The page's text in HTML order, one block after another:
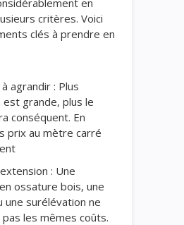
critères. Voici
clés à prendre en
agrandir : Plus
est grande, plus le
conséquent. En
prix au mètre carré
: Une
ossature bois, une
une surélévation ne
les mêmes coûts.